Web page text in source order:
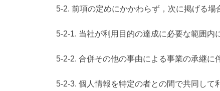
5-2. 前項の定めにかかわらず，次に掲げる
5-2-1. 当社が利用目的の達成に必要な範囲
5-2-2. 合併その他の事由による事業の承継に
5-2-3. 個人情報を特定の者との間で共同し